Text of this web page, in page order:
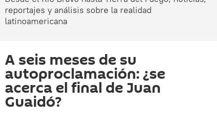
reportajes y análisis sobre la realidad
latinoamericana
A seis meses de su
autoproclamación: ¿se
acerca el final de Juan
Guaidó?